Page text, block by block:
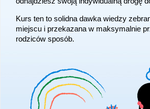
Kurs ten to solidna dawka wiedzy
miejscu i przekazana w maksymalnie
rodziców sposób.